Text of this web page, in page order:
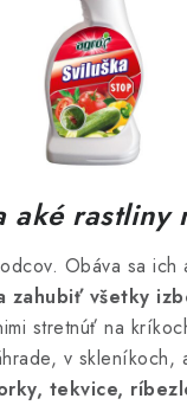
aké rastliny
Obáva sa
zahubiť všetky
stretnúť na
v
tekvice,